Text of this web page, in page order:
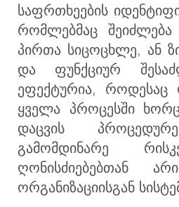
საფრთხეების
რომლებმაც
პირთა სიცოცხლე, ან
და ფუნქციურ
ეფექტურია, როდესაც
ყველა პროცესში
დაცვის
გამომდინარე
ღონისძიებებთან
ორგანიზაციისგან